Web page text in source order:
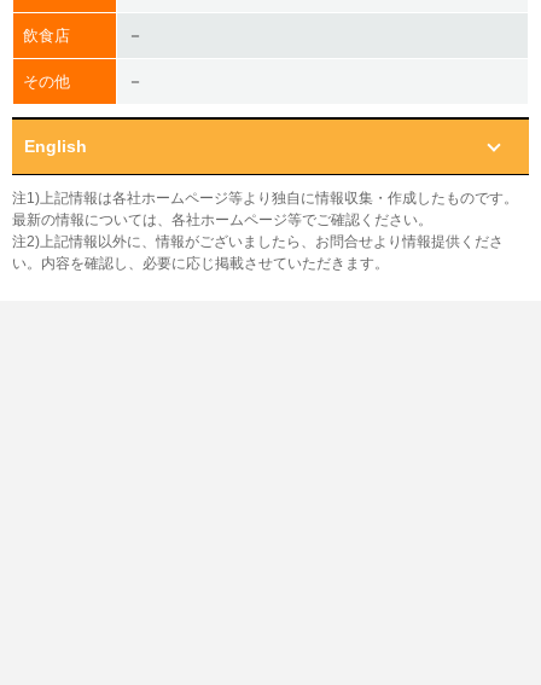
飲食店 －
その他 －
English
注1)上記情報は各社ホームページ等より独自に情報収集・作成したものです。
最新の情報については、各社ホームページ等でご確認ください。
注2)上記情報以外に、情報がございましたら、お問合せより情報提供くださ
い。内容を確認し、必要に応じ掲載させていただきます。